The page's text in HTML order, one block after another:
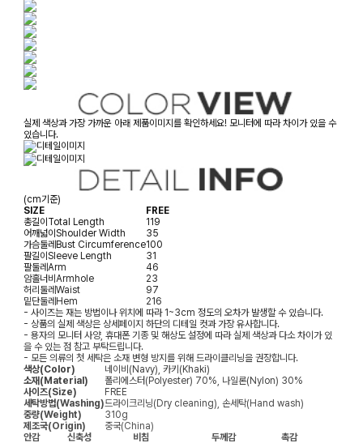
실제 색상과 가장 가까운 아래 제품이미지를 확인하세요! 모니터에 따라 차이가 있을 수
있습니다.
(cm기준)
SIZE
FREE
총길이Total Length
119
어깨넓이Shoulder Width
35
가슴둘레Bust Circumference100
팔길이Sleeve Length
31
팔둘레Arm
46
암홀너비Armhole
23
허리둘레Waist
97
밑단둘레Hem
216
- 사이즈는 재는 방법이나 위치에 따라 1~3cm 정도의 오차가 발생할 수 있습니다.
- 상품의 실제 색상은 상세페이지 하단의 디테일 컷과 가장 유사합니다.
- 용자의 모니터 사양, 휴대폰 기종 및 해상도 설정에 따라 실제 색상과 다소 차이가 있
을 수 있는 점 참고 부탁드립니다.
- 모든 의류의 첫 세탁은 소재 변형 방지를 위해 드라이클리닝을 권장합니다.
색상(Color)
네이비(Navy), 카키(Khaki)
소재(Material)
폴리에스터(Polyester) 70%, 나일론(Nylon) 30%
사이즈(Size)
FREE
세탁방법(Washing)드라이크리닝(Dry cleaning), 손세탁(Hand wash)
중량(Weight)
310g
제조국(Origin)
중국(China)
안감
신축성
비침
두께감
촉감